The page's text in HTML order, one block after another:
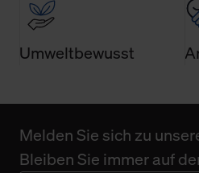
Umweltbewusst
Melden Sie sich zu
Bleiben Sie immer auf